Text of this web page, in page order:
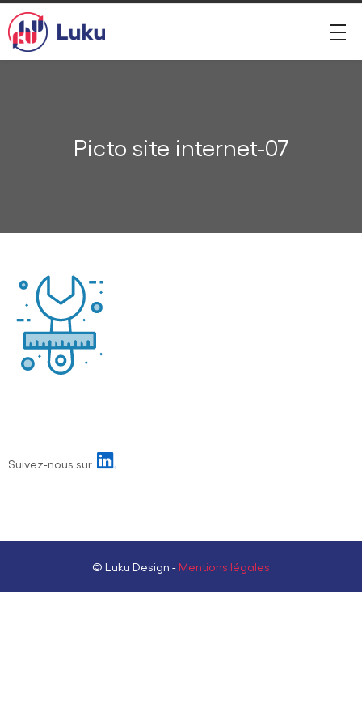
Picto site internet-07
Suivez-nous sur
© Luku Design - Mentions légales